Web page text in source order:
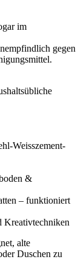
im
gegen
Weisszement-
&
– funktioniert
Kreativtechniken
alte
Duschen zu